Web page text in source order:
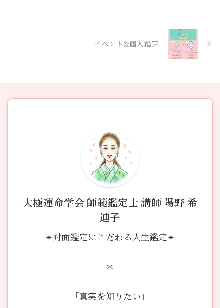
イベント&個人鑑定
太極運命学会 師範鑑定士 講師 陽野 希
迪子
✴︎対面鑑定にこだわる人生鑑定✴︎
＊
「真実を知りたい」